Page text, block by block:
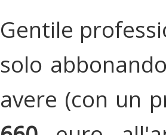
Gentile
solo
avere (con un